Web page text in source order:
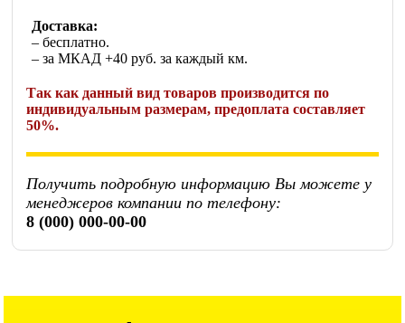
Доставка:
– бесплатно.
– за МКАД +40 руб. за каждый км.
Так как данный вид товаров производится по
индивидуальным размерам, предоплата составляет
50%.
Получить подробную информацию Вы можете у
менеджеров компании по телефону:
8 (000) 000-00-00